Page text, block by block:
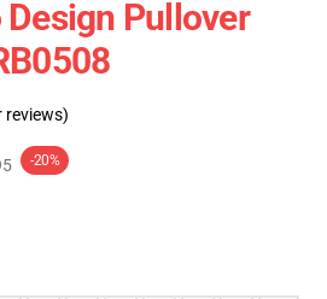
Pullover
reviews)
-20%